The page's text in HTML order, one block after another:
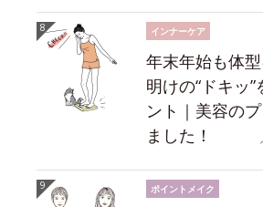
インナーケア
年末年始も体
明けの“ドキッ
ント｜美容の
ました！
ポイントメイク